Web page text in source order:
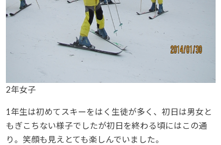
2年女子
1年生は初めてスキーをはく生徒が多く、初日は男女と
もぎこちない様子でしたが初日を終わる頃にはこの通
り。笑顔も見えとても楽しんでいました。